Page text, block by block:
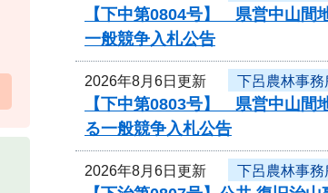
【下中第0804号】 県営中山
一般競争入札公告
2026年8月6日更新 下呂農林事務
【下中第0803号】 県営中山
る一般競争入札公告
2026年8月6日更新 下呂農林事務